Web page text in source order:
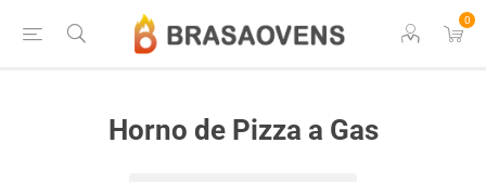
0
Horno de Pizza a Gas